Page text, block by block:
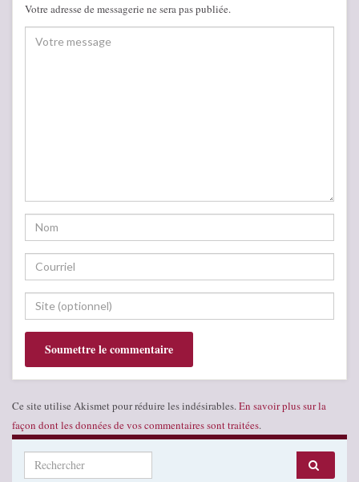
Votre adresse de messagerie ne sera pas publiée.
Ce site utilise Akismet pour réduire les indésirables. En savoir plus sur la
façon dont les données de vos commentaires sont traitées.
Search for: